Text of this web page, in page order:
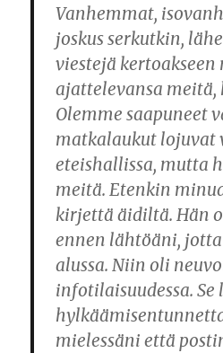
Vanhemmat,
joskus serkutkin,
viestejä kertoakseen
ajattelevansa meitä,
Olemme saapuneet
matkalaukut lojuvat
eteishallissa, mutta
meitä. Etenkin
kirjettä äidiltä. Hän
ennen lähtöäni,
alussa. Niin oli
infotilaisuudessa.
mielessäni että